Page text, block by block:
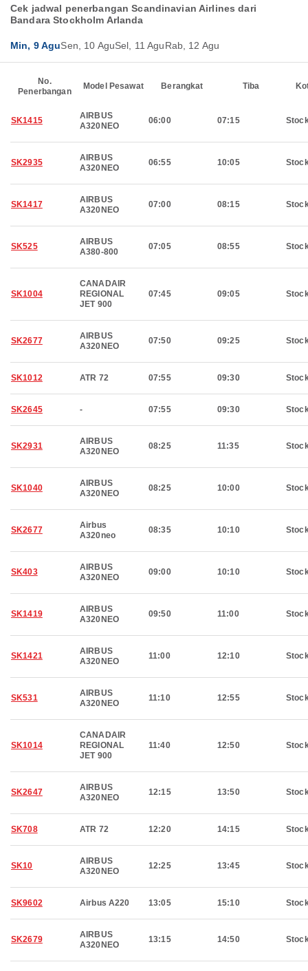
Cek jadwal penerbangan Scandinavian Airlines dari
Bandara Stockholm Arlanda
Min, 9 AguSen, 10 AguSel, 11 AguRab, 12 Agu
No.
Penerbangan
Model Pesawat Berangkat Tiba
SK1415
AIRBUS
A320NEO
06:00 07:15
SK2935
AIRBUS
A320NEO
06:55 10:05
SK1417
AIRBUS
A320NEO
07:00 08:15
SK525
AIRBUS
A380-800
07:05 08:55
SK1004
CANADAIR
REGIONAL
JET 900
07:45 09:05
SK2677
AIRBUS
A320NEO
07:50 09:25
SK1012 ATR 72 07:55 09:30
SK2645 - 07:55 09:30
SK2931
AIRBUS
A320NEO
08:25 11:35
SK1040
AIRBUS
A320NEO
08:25 10:00
SK2677
Airbus
A320neo
08:35 10:10
SK403
AIRBUS
A320NEO
09:00 10:10
SK1419
AIRBUS
A320NEO
09:50 11:00
SK1421
AIRBUS
A320NEO
11:00 12:10
SK531
AIRBUS
A320NEO
11:10 12:55
SK1014
CANADAIR
REGIONAL
JET 900
11:40 12:50
SK2647
AIRBUS
A320NEO
12:15 13:50
SK708 ATR 72 12:20 14:15
SK10
AIRBUS
A320NEO
12:25 13:45
SK9602 Airbus A220 13:05 15:10
SK2679
AIRBUS
A320NEO
13:15 14:50